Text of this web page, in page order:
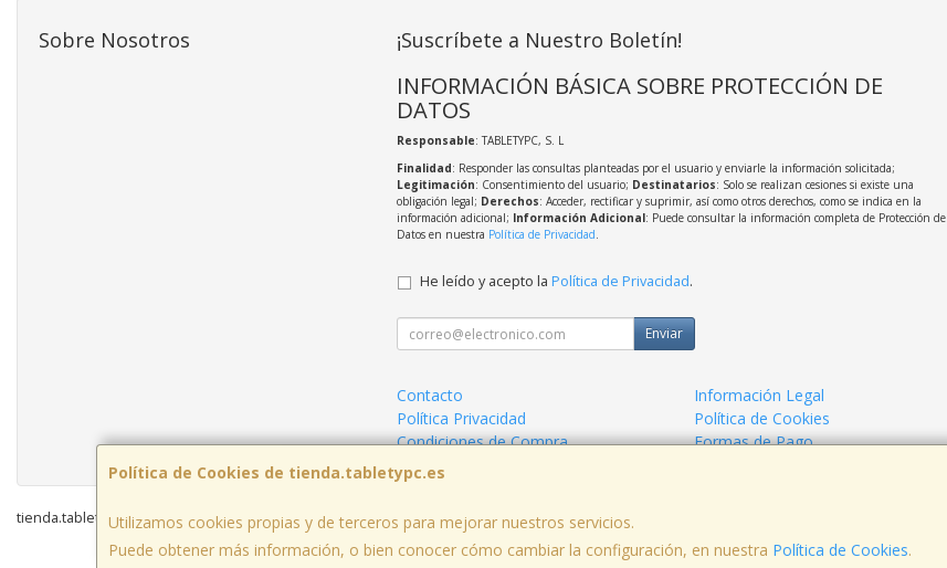
Política de Cookies de tienda.tabletypc.es
Utilizamos cookies propias y de terceros para mejorar nuestros servicios.
Puede obtener más información, o bien conocer cómo cambiar la configuración, en nuestra Política de Cookies.
Sobre Nosotros ¡Suscríbete a Nuestro Boletín!
INFORMACIÓN BÁSICA SOBRE PROTECCIÓN DE
DATOS
Responsable: TABLETYPC, S. L
Finalidad: Responder las consultas planteadas por el usuario y enviarle la información solicitada;
Legitimación: Consentimiento del usuario; Destinatarios: Solo se realizan cesiones si existe una
obligación legal; Derechos: Acceder, rectificar y suprimir, así como otros derechos, como se indica en la
información adicional; Información Adicional: Puede consultar la información completa de Protección de
Datos en nuestra Política de Privacidad.
He leído y acepto la Política de Privacidad.
Enviar
Contacto
Información Legal
Política Privacidad
Política de Cookies
Condiciones de Compra
Formas de Pago
tienda.tabletypc.es © 2026
, , , , España. - C.I.F.: B06991772 - Tfno: